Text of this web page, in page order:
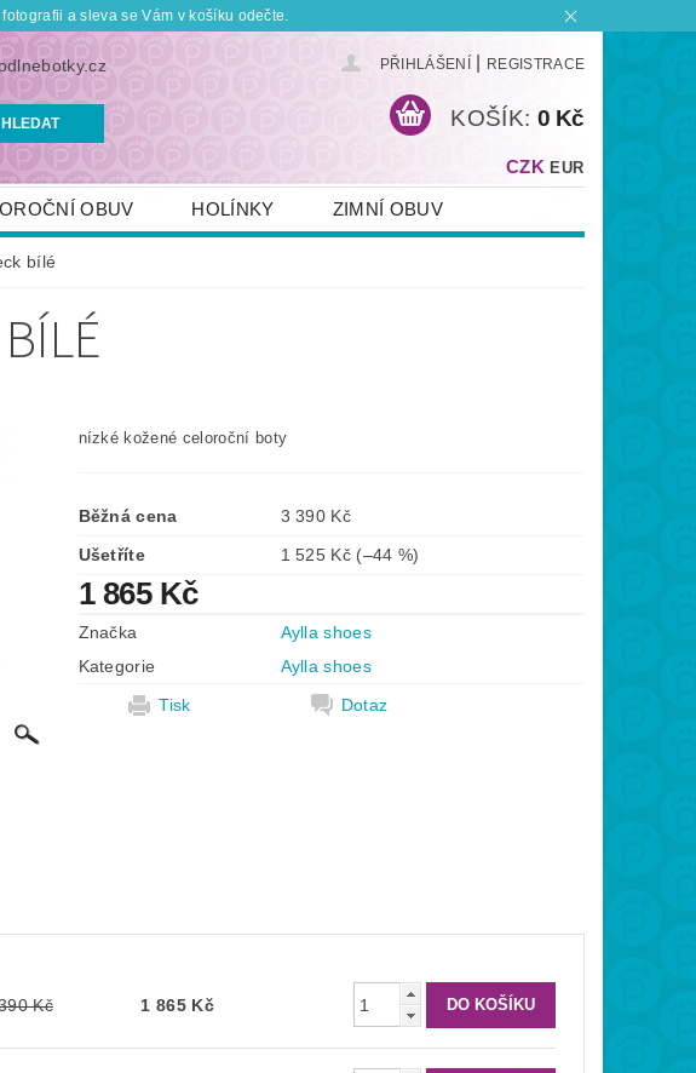
a sleva se Vám v košíku odečte.
PŘIHLÁŠENÍ REGISTRACE
CZK EUR
KOŠÍK: 0 Kč
OBUV HOLÍNKY ZIMNÍ OBUV
JSME
bílé
nízké kožené celoroční boty
Běžná cena
3 390 Kč
Ušetříte
1 525 Kč (–44 %)
1 865 Kč
Značka
Aylla shoes
Kategorie
Aylla shoes
Tisk
Dotaz
Kč 1 865 Kč